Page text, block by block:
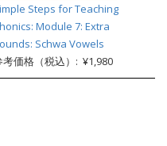
Steps for Teaching
Module 7: Extra
Schwa Vowels
考価格（税込）: ¥1,980